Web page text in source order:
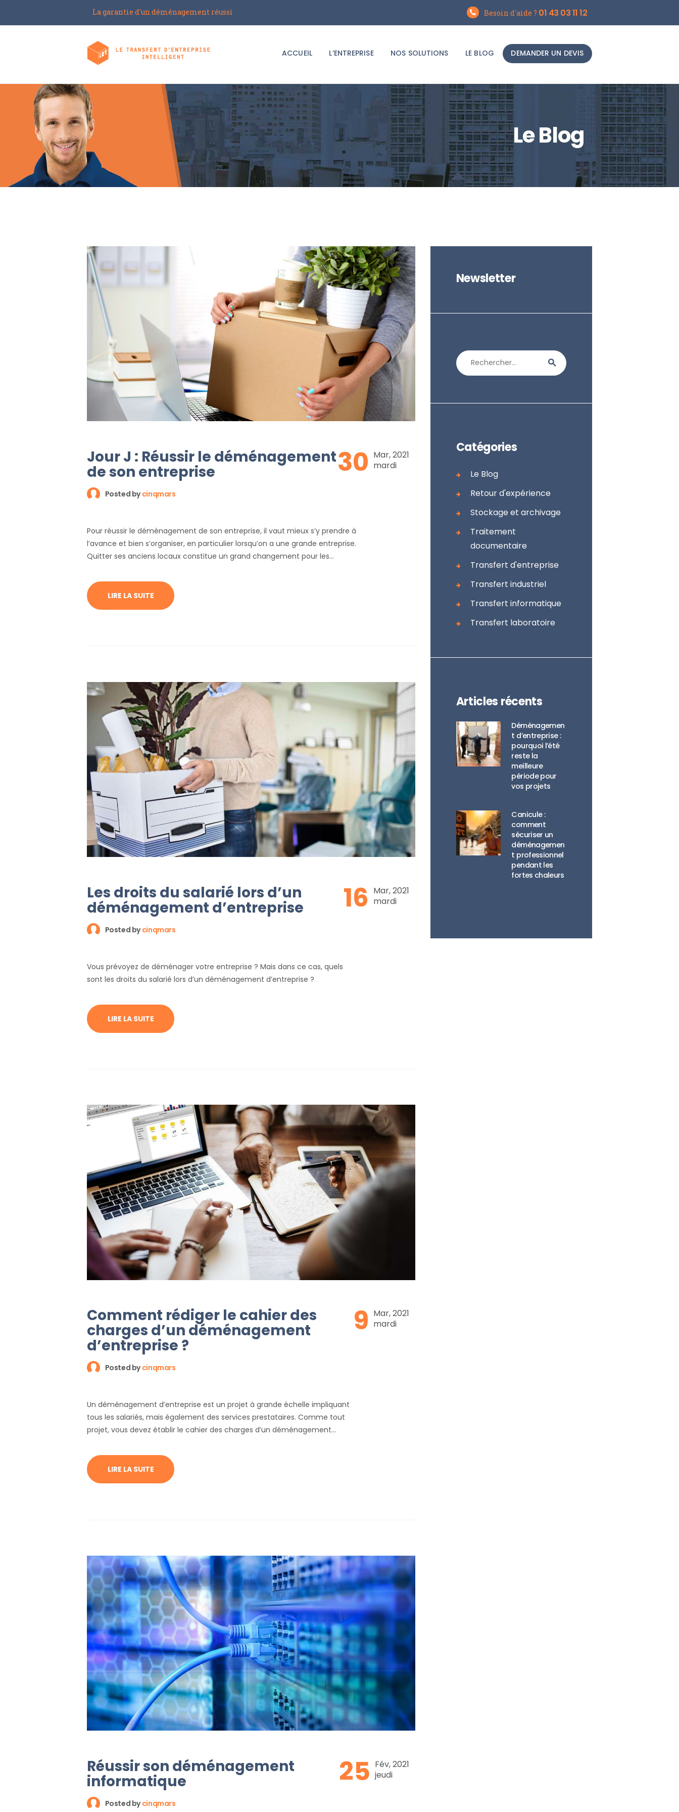
La garantie d'un déménagement réussi Besoin d'aide ? 01 43 03 11 12
ACCUEIL L’ENTREPRISE NOS SOLUTIONS LE BLOG DEMANDER UN DEVIS
Le Blog
LE BLOG
DEMANDER UN
DEVIS
30 Mar, 2021
mardi
Jour J : Réussir le déménagement
de son entreprise
Posted bycinqmars
Pour réussir le déménagement de son entreprise, il vaut mieux s’y prendre à
l’avance et bien s’organiser, en particulier lorsqu’on a une grande entreprise.
Quitter ses anciens locaux constitue un grand changement pour les
correctement le jour du transfert. Voici donc quelques conseils à appliquer
pour… LIRE LA SUITE
16 Mar, 2021
mardi
Les droits du salarié lors d’un
déménagement d’entreprise
Posted bycinqmars
Vous prévoyez de déménager votre entreprise ? Mais dans ce cas, quels
sont les droits du salarié lors d’un déménagement d’entreprise ?
LIRE LA SUITE
9 Mar, 2021
mardi
Comment rédiger le cahier des
charges d’un déménagement
d’entreprise ?
Posted bycinqmars
Un déménagement d’entreprise est un projet à grande échelle impliquant
tous les salariés, mais également des services prestataires. Comme tout
projet, vous devez établir le cahier des charges d’un déménagement
précises. Ainsi, vous limitez le risque d’erreurs, vous optimisez votre
déménagement et vous limitez le temps de pause de votre activité…
LIRE LA SUITE
25 Fév, 2021
jeudi
Réussir son déménagement
informatique
Posted bycinqmars
Newsletter
Rechercher :
Catégories
Le Blog
Retour d'expérience
Stockage et archivage
Traitement
documentaire
Transfert d'entreprise
Transfert industriel
Transfert informatique
Transfert laboratoire
Articles récents
Déménagemen
t d’entreprise :
pourquoi l’été
reste la
meilleure
période pour
vos projets
Canicule :
comment
sécuriser un
déménagemen
t professionnel
pendant les
fortes chaleurs